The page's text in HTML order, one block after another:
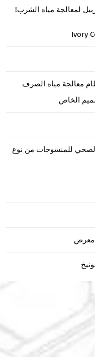
معالجة مياه الصرف
الخاص
للمنسوجات من نوع